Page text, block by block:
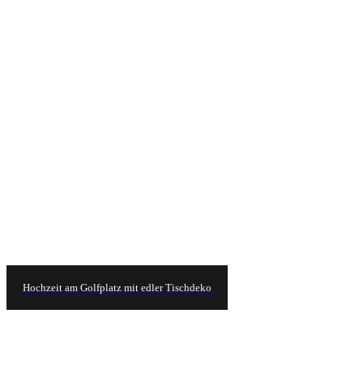
Hochzeit am Golfplatz mit edler Tischdeko